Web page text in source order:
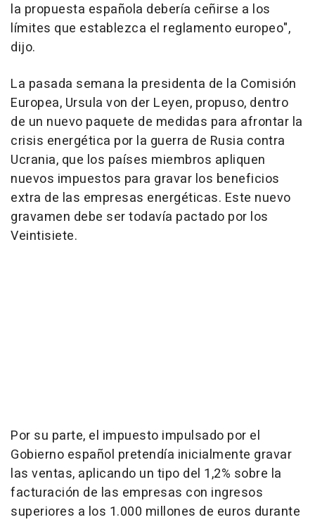
la propuesta española debería ceñirse a los
límites que establezca el reglamento europeo",
dijo.
La pasada semana la presidenta de la Comisión
Europea, Ursula von der Leyen, propuso, dentro
de un nuevo paquete de medidas para afrontar la
crisis energética por la guerra de Rusia contra
Ucrania, que los países miembros apliquen
nuevos impuestos para gravar los beneficios
extra de las empresas energéticas. Este nuevo
gravamen debe ser todavía pactado por los
Veintisiete.
Por su parte, el impuesto impulsado por el
Gobierno español pretendía inicialmente gravar
las ventas, aplicando un tipo del 1,2% sobre la
facturación de las empresas con ingresos
superiores a los 1.000 millones de euros durante